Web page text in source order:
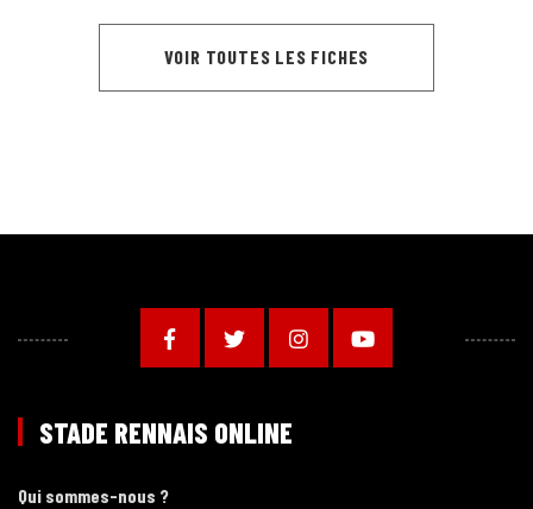
VOIR TOUTES LES FICHES
STADE RENNAIS ONLINE
Qui sommes-nous ?